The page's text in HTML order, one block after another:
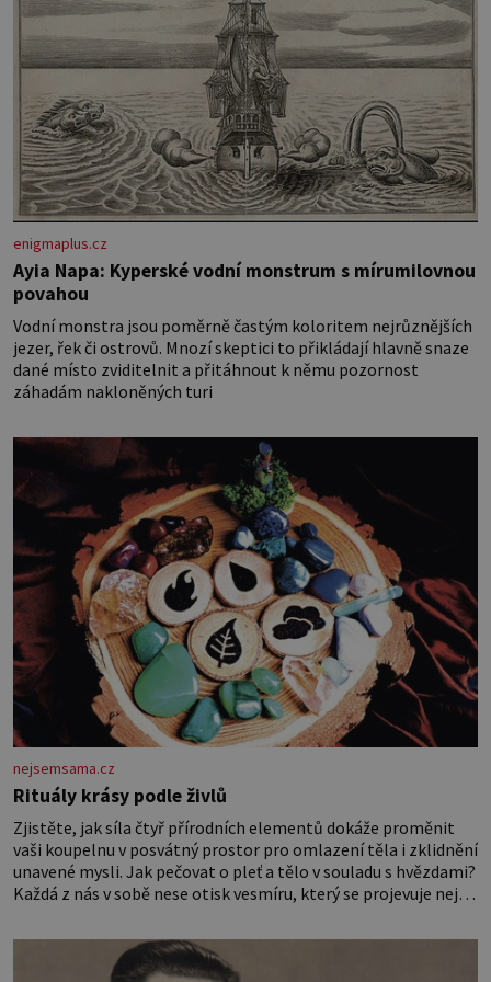
enigmaplus.cz
Ayia Napa: Kyperské vodní monstrum s mírumilovnou
povahou
Vodní monstra jsou poměrně častým koloritem nejrůznějších
jezer, řek či ostrovů. Mnozí skeptici to přikládají hlavně snaze
dané místo zviditelnit a přitáhnout k němu pozornost
záhadám nakloněných turi
nejsemsama.cz
Rituály krásy podle živlů
Zjistěte, jak síla čtyř přírodních elementů dokáže proměnit
vaši koupelnu v posvátný prostor pro omlazení těla i zklidnění
unavené mysli. Jak pečovat o pleť a tělo v souladu s hvězdami?
Každá z nás v sobě nese otisk vesmíru, který se projevuje nejen
Ženy narozené ve znamení Berana, Lva a Střelce v sobě nesou
žár, odvahu a neutuchající elán. Vaše